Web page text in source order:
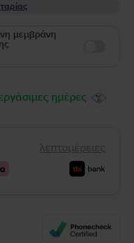
μεμβράνη
ημέρες
λεπτομέρειες